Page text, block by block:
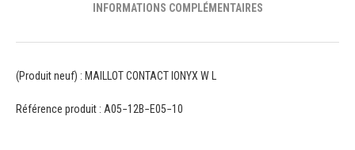
INFORMATIONS COMPLÉMENTAIRES
(Produit neuf) : MAILLOT CONTACT IONYX W L
Référence produit : A05−12B−E05−10